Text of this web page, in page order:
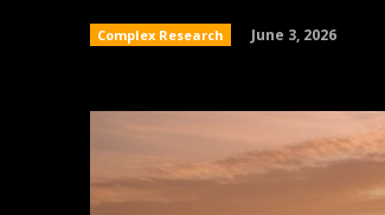
Complex Research June 3, 2026